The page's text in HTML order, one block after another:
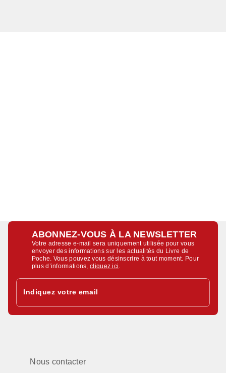
ABONNEZ-VOUS À LA NEWSLETTER
Votre adresse e-mail sera uniquement utilisée pour vous
envoyer des informations sur les actualités du Livre de
Poche. Vous pouvez vous désinscrire à tout moment. Pour
plus d’informations,cliquez ici
Indiquez votre email
Nous contacter